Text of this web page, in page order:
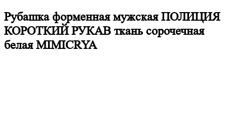
Рубашка форменная мужская ПОЛИЦИЯ
КОРОТКИЙ РУКАВ ткань сорочечная
белая MIMICRYA